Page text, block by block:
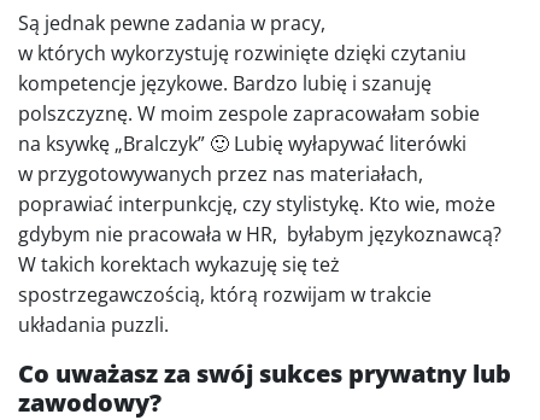
Są jednak pewne zadania w pracy,
w których wykorzystuję rozwinięte dzięki czytaniu
kompetencje językowe. Bardzo lubię i szanuję
polszczyznę. W moim zespole zapracowałam sobie
na ksywkę „Bralczyk” 🙂 Lubię wyłapywać literówki
w przygotowywanych przez nas materiałach,
poprawiać interpunkcję, czy stylistykę. Kto wie, może
gdybym nie pracowała w HR, byłabym językoznawcą?
W takich korektach wykazuję się też
spostrzegawczością, którą rozwijam w trakcie
układania puzzli.
Co uważasz za swój sukces prywatny lub
zawodowy?